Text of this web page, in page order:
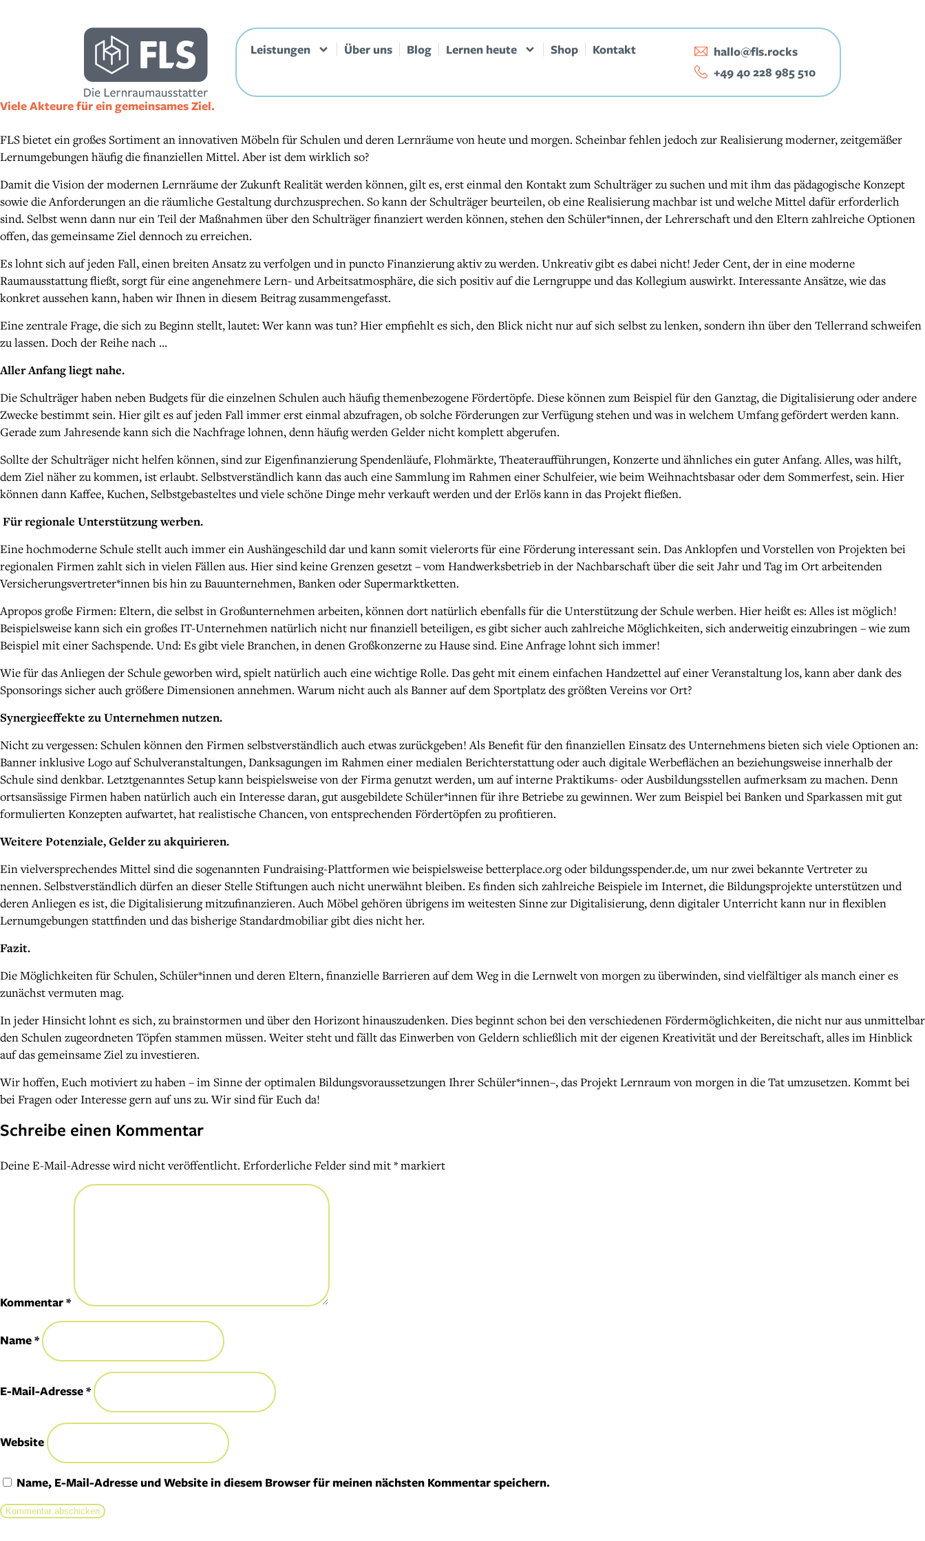
Leistungen
Über uns Blog Lernen heute Shop Kontakt
hallo@fls.rocks
‭+49 40 228 985 510‬
Viele Akteure für ein gemeinsames Ziel.
FLS bietet ein großes Sortiment an innovativen Möbeln für Schulen und deren Lernräume von heute und morgen. Scheinbar fehlen jedoch zur Realisierung moderner, zeitgemäßer
Lernumgebungen häufig die finanziellen Mittel. Aber ist dem wirklich so?
Damit die Vision der modernen Lernräume der Zukunft Realität werden können, gilt es, erst einmal den Kontakt zum Schulträger zu suchen und mit ihm das pädagogische Konzept
sowie die Anforderungen an die räumliche Gestaltung durchzusprechen. So kann der Schulträger beurteilen, ob eine Realisierung machbar ist und welche Mittel dafür erforderlich
sind. Selbst wenn dann nur ein Teil der Maßnahmen über den Schulträger finanziert werden können, stehen den Schüler*innen, der Lehrerschaft und den Eltern zahlreiche Optionen
offen, das gemeinsame Ziel dennoch zu erreichen.
Es lohnt sich auf jeden Fall, einen breiten Ansatz zu verfolgen und in puncto Finanzierung aktiv zu werden. Unkreativ gibt es dabei nicht! Jeder Cent, der in eine moderne
Raumausstattung fließt, sorgt für eine angenehmere Lern- und Arbeitsatmosphäre, die sich positiv auf die Lerngruppe und das Kollegium auswirkt. Interessante Ansätze, wie das
konkret aussehen kann, haben wir Ihnen in diesem Beitrag zusammengefasst.
Eine zentrale Frage, die sich zu Beginn stellt, lautet: Wer kann was tun? Hier empfiehlt es sich, den Blick nicht nur auf sich selbst zu lenken, sondern ihn über den Tellerrand schweifen
zu lassen. Doch der Reihe nach …
Aller Anfang liegt nahe.
Die Schulträger haben neben Budgets für die einzelnen Schulen auch häufig themenbezogene Fördertöpfe. Diese können zum Beispiel für den Ganztag, die Digitalisierung oder andere
Zwecke bestimmt sein. Hier gilt es auf jeden Fall immer erst einmal abzufragen, ob solche Förderungen zur Verfügung stehen und was in welchem Umfang gefördert werden kann.
Gerade zum Jahresende kann sich die Nachfrage lohnen, denn häufig werden Gelder nicht komplett abgerufen.
Sollte der Schulträger nicht helfen können, sind zur Eigenfinanzierung Spendenläufe, Flohmärkte, Theateraufführungen, Konzerte und ähnliches ein guter Anfang. Alles, was hilft,
dem Ziel näher zu kommen, ist erlaubt. Selbstverständlich kann das auch eine Sammlung im Rahmen einer Schulfeier, wie beim Weihnachtsbasar oder dem Sommerfest, sein. Hier
können dann Kaffee, Kuchen, Selbstgebasteltes und viele schöne Dinge mehr verkauft werden und der Erlös kann in das Projekt fließen.
Für regionale Unterstützung werben.
Eine hochmoderne Schule stellt auch immer ein Aushängeschild dar und kann somit vielerorts für eine Förderung interessant sein. Das Anklopfen und Vorstellen von Projekten bei
regionalen Firmen zahlt sich in vielen Fällen aus. Hier sind keine Grenzen gesetzt – vom Handwerksbetrieb in der Nachbarschaft über die seit Jahr und Tag im Ort arbeitenden
Versicherungsvertreter*innen bis hin zu Bauunternehmen, Banken oder Supermarktketten.
Apropos große Firmen: Eltern, die selbst in Großunternehmen arbeiten, können dort natürlich ebenfalls für die Unterstützung der Schule werben. Hier heißt es: Alles ist möglich!
Beispielsweise kann sich ein großes IT-Unternehmen natürlich nicht nur finanziell beteiligen, es gibt sicher auch zahlreiche Möglichkeiten, sich anderweitig einzubringen – wie zum
Beispiel mit einer Sachspende. Und: Es gibt viele Branchen, in denen Großkonzerne zu Hause sind. Eine Anfrage lohnt sich immer!
Wie für das Anliegen der Schule geworben wird, spielt natürlich auch eine wichtige Rolle. Das geht mit einem einfachen Handzettel auf einer Veranstaltung los, kann aber dank des
Sponsorings sicher auch größere Dimensionen annehmen. Warum nicht auch als Banner auf dem Sportplatz des größten Vereins vor Ort?
Synergieeffekte zu Unternehmen nutzen.
Nicht zu vergessen: Schulen können den Firmen selbstverständlich auch etwas zurückgeben! Als Benefit für den finanziellen Einsatz des Unternehmens bieten sich viele Optionen an:
Banner inklusive Logo auf Schulveranstaltungen, Danksagungen im Rahmen einer medialen Berichterstattung oder auch digitale Werbeflächen an beziehungsweise innerhalb der
Schule sind denkbar. Letztgenanntes Setup kann beispielsweise von der Firma genutzt werden, um auf interne Praktikums- oder Ausbildungsstellen aufmerksam zu machen. Denn
ortsansässige Firmen haben natürlich auch ein Interesse daran, gut ausgebildete Schüler*innen für ihre Betriebe zu gewinnen. Wer zum Beispiel bei Banken und Sparkassen mit gut
formulierten Konzepten aufwartet, hat realistische Chancen, von entsprechenden Fördertöpfen zu profitieren.
Weitere Potenziale, Gelder zu akquirieren.
Ein vielversprechendes Mittel sind die sogenannten Fundraising-Plattformen wie beispielsweise betterplace.org oder bildungsspender.de, um nur zwei bekannte Vertreter zu
nennen. Selbstverständlich dürfen an dieser Stelle Stiftungen auch nicht unerwähnt bleiben. Es finden sich zahlreiche Beispiele im Internet, die Bildungsprojekte unterstützen und
deren Anliegen es ist, die Digitalisierung mitzufinanzieren. Auch Möbel gehören übrigens im weitesten Sinne zur Digitalisierung, denn digitaler Unterricht kann nur in flexiblen
Lernumgebungen stattfinden und das bisherige Standardmobiliar gibt dies nicht her.
Fazit.
Die Möglichkeiten für Schulen, Schüler*innen und deren Eltern, finanzielle Barrieren auf dem Weg in die Lernwelt von morgen zu überwinden, sind vielfältiger als manch einer es
zunächst vermuten mag.
In jeder Hinsicht lohnt es sich, zu brainstormen und über den Horizont hinauszudenken. Dies beginnt schon bei den verschiedenen Fördermöglichkeiten, die nicht nur aus unmittelbar
den Schulen zugeordneten Töpfen stammen müssen. Weiter steht und fällt das Einwerben von Geldern schließlich mit der eigenen Kreativität und der Bereitschaft, alles im Hinblick
auf das gemeinsame Ziel zu investieren.
Wir hoffen, Euch motiviert zu haben – im Sinne der optimalen Bildungsvoraussetzungen Ihrer Schüler*innen–, das Projekt Lernraum von morgen in die Tat umzusetzen. Kommt bei
bei Fragen oder Interesse gern auf uns zu. Wir sind für Euch da!
Schreibe einen Kommentar
Deine E-Mail-Adresse wird nicht veröffentlicht. Erforderliche Felder sind mit*markiert
Kommentar*
Name*
E-Mail-Adresse*
Website
Name, E-Mail-Adresse und Website in diesem Browser für meinen nächsten Kommentar speichern.